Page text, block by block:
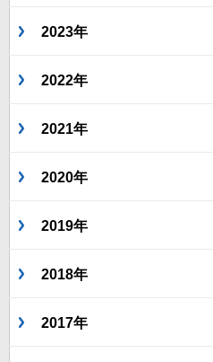
2023年
2022年
2021年
2020年
2019年
2018年
2017年